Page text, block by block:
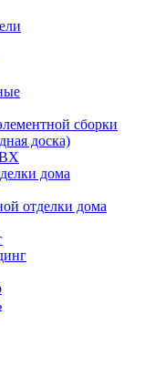
сборки
доска)
дома
отделки дома